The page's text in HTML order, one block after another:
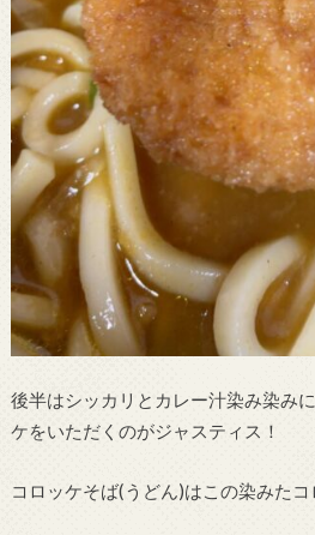
後半はシッカリとカレー汁染み染み
ケをいただくのがジャスティス！
コロッケそば(うどん)はこの染みた